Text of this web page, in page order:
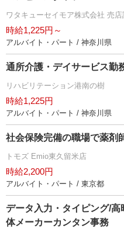
ワタキューセイモア株式会社 売店
時給1,225円～
アルバイト・パート / 神奈川県
通所介護・デイサービス勤
リハビリテーション港南の樹
時給1,225円
アルバイト・パート / 神奈川県
社会保険完備の職場で薬剤
トモズ Emio東久留米店
時給2,200円
アルバイト・パート / 東京都
データ入力・タイピング/
体メーカーカンタン事務